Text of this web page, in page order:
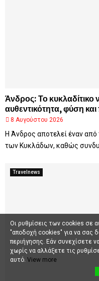
Άνδρος: Το κυκλαδίτικο
αυθεντικότητα, φύση και
8 Αυγούστου 2026
Η Άνδρος αποτελεί έναν
των Κυκλάδων, καθώς
Travelnews
Οι ρυθμίσεις των cookies σε
"αποδοχή cookies" για να σας
περιήγησης. Εάν συνεχίσετε
χωρίς να αλλάξετε τις
αυτό. View more